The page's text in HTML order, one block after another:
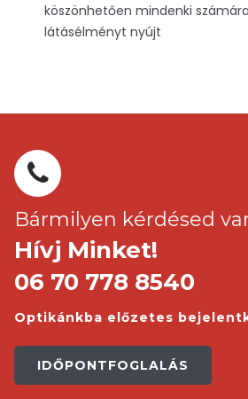
köszönhetően mindenki
látásélményt nyújt
Bármilyen kérdésed
Hívj Minket!
06 70 778 8540
Optikánkba előzetes
IDŐPONTFOGLALÁS